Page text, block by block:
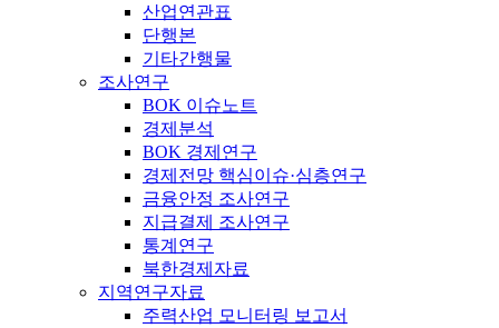
산업연관표
단행본
기타간행물
조사연구
BOK 이슈노트
경제분석
BOK 경제연구
경제전망 핵심이슈·심층연구
금융안정 조사연구
지급결제 조사연구
통계연구
북한경제자료
지역연구자료
주력산업 모니터링 보고서